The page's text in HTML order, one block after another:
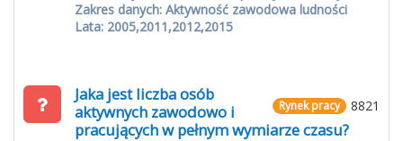
Zakres danych: Aktywność zawodowa ludności
Lata: 2005,2011,2012,2015
8821
Rynek pracy
Jaka jest liczba osób
aktywnych zawodowo i
pracujących w pełnym wymiarze czasu?